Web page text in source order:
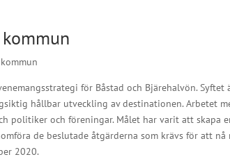
för Båstad och Bjärehalvön.
hållbar utveckling av destinationen. Arbetet
politiker och föreningar. Målet har varit att skapa
de beslutade åtgärderna som krävs för att nå
2020.